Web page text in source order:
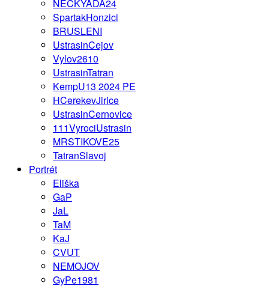
NECKYADA24
SpartakHonzici
BRUSLENI
UstrasinCejov
Vylov2610
UstrasinTatran
KempU13 2024 PE
HCerekevJirice
UstrasinCernovice
111VyrociUstrasin
MRSTIKOVE25
TatranSlavoj
Portrét
Eliška
GaP
JaL
TaM
KaJ
CVUT
NEMOJOV
GyPe1981